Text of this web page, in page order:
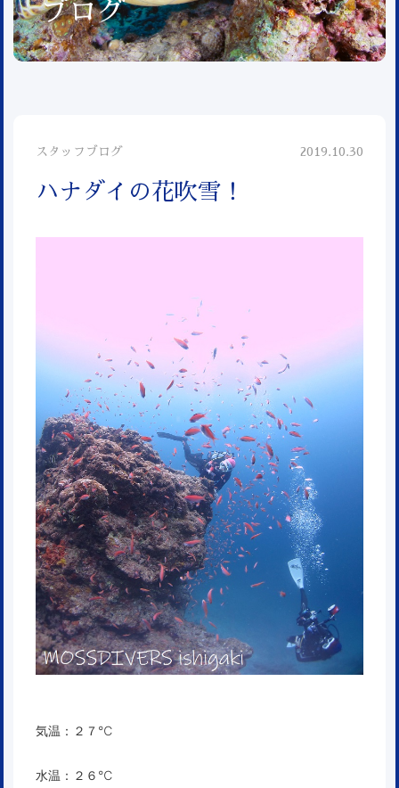
ブログ
スタッフブログ 2019.10.30
ハナダイの花吹雪！
気温：２７℃
水温：２６℃